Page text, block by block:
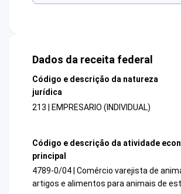
Dados da receita federal
Código e descrição da natureza
jurídica
213 | EMPRESARIO (INDIVIDUAL)
Código e descrição da atividade
principal
4789-0/04 | Comércio varejista de
artigos e alimentos para animais de